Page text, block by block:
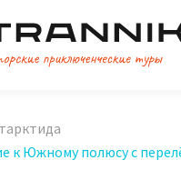
к Южному полюсу с